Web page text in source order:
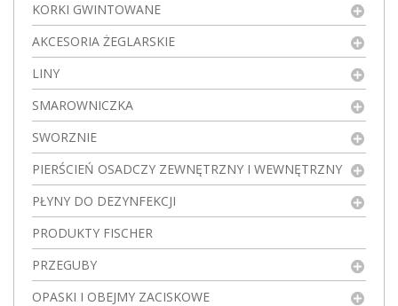
KORKI GWINTOWANE
AKCESORIA ŻEGLARSKIE
LINY
SMAROWNICZKA
SWORZNIE
PIERŚCIEŃ OSADCZY ZEWNĘTRZNY I WEWNĘTRZNY
PŁYNY DO DEZYNFEKCJI
PRODUKTY FISCHER
PRZEGUBY
OPASKI I OBEJMY ZACISKOWE